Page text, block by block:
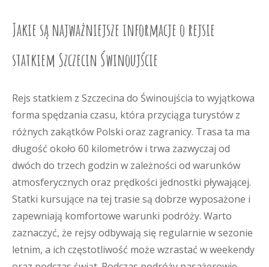
Jakie są najważniejsze informacje o rejsie
statkiem Szczecin Świnoujście
Rejs statkiem z Szczecina do Świnoujścia to wyjątkowa
forma spędzania czasu, która przyciąga turystów z
różnych zakątków Polski oraz zagranicy. Trasa ta ma
długość około 60 kilometrów i trwa zazwyczaj od
dwóch do trzech godzin w zależności od warunków
atmosferycznych oraz prędkości jednostki pływającej.
Statki kursujące na tej trasie są dobrze wyposażone i
zapewniają komfortowe warunki podróży. Warto
zaznaczyć, że rejsy odbywają się regularnie w sezonie
letnim, a ich częstotliwość może wzrastać w weekendy